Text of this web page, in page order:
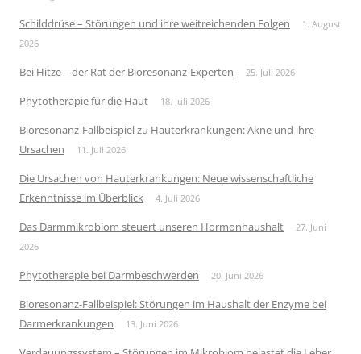
Schilddrüse – Störungen und ihre weitreichenden Folgen
1. August
2026
Bei Hitze – der Rat der Bioresonanz-Experten 25. Juli 2026
Phytotherapie für die Haut 18. Juli 2026
Bioresonanz-Fallbeispiel zu Hauterkrankungen: Akne und ihre
Ursachen
11. Juli 2026
Die Ursachen von Hauterkrankungen: Neue wissenschaftliche
Erkenntnisse im Überblick
4. Juli 2026
Das Darmmikrobiom steuert unseren Hormonhaushalt
27. Juni
2026
Phytotherapie bei Darmbeschwerden 20. Juni 2026
Bioresonanz-Fallbeispiel: Störungen im Haushalt der Enzyme bei
Darmerkrankungen
13. Juni 2026